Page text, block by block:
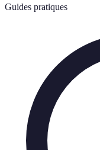
Guides pratiques